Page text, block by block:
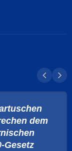
dem
Gesetz